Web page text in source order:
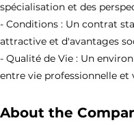
spécialisation et des
- Conditions : Un contrat
attractive et d'avantages
- Qualité de Vie : Un
entre vie professionnelle et
About the